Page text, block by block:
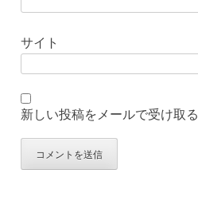
サイト
新しい投稿をメールで受け取る